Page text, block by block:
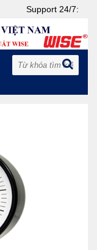
Support 24/7: